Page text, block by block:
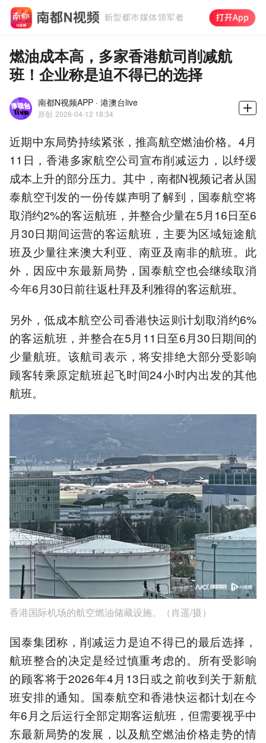
燃油成本高，多家香港航司削减航
班！企业称是迫不得已的选择
南都N视频APP · 港澳台live
原创 2026-04-12 18:34
近期中东局势持续紧张，推高航空燃油价格。4月
11日，香港多家航空公司宣布削减运力，以纾缓
成本上升的部分压力。其中，南都N视频记者从国
泰航空刊发的一份传媒声明了解到，国泰航空将
取消约2%的客运航班，并整合少量在5月16日至6
月30日期间运营的客运航班，主要为区域短途航
班及少量往来澳大利亚、南亚及南非的航班。此
外，因应中东最新局势，国泰航空也会继续取消
今年6月30日前往返杜拜及利雅得的客运航班。
另外，低成本航空公司香港快运则计划取消约6%
的客运航班，并整合在5月11日至6月30日期间的
少量航班。该航司表示，将安排绝大部分受影响
顾客转乘原定航班起飞时间24小时内出发的其他
航班。
香港国际机场的航空燃油储藏设施。（肖遥/摄）
国泰集团称，削减运力是迫不得已的最后选择，
航班整合的决定是经过慎重考虑的。所有受影响
的顾客将于2026年4月13日或之前收到关于新航
班安排的通知。国泰航空和香港快运都计划在今
年6月之后运行全部定期客运航班，但需要视乎中
东最新局势的发展，以及航空燃油价格走势的情